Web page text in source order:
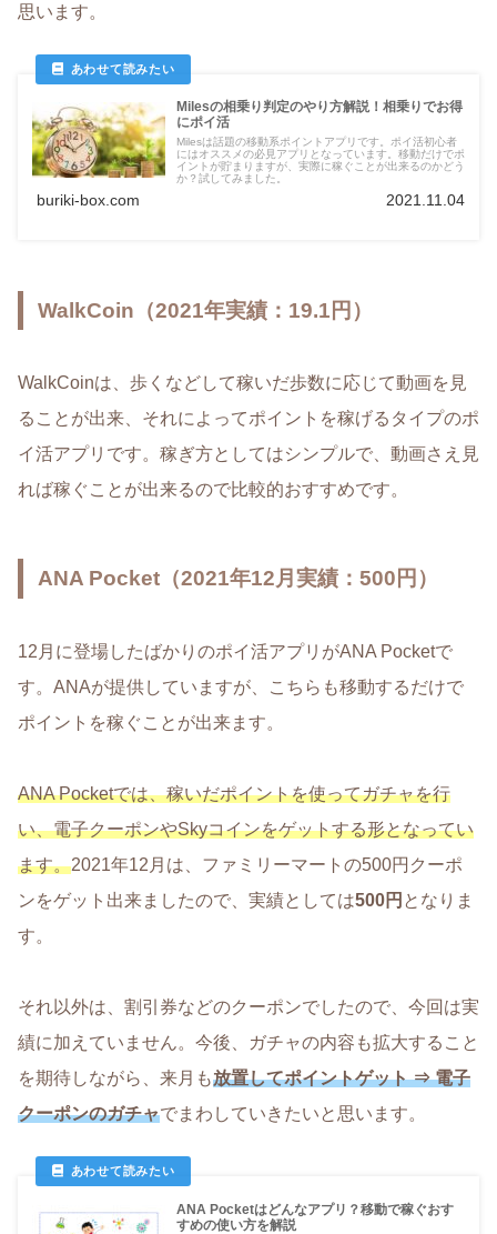
思います。
Milesの相乗り判定のやり方解説！相乗りでお得
にポイ活
Milesは話題の移動系ポイントアプリです。ポイ活初心者
にはオススメの必見アプリとなっています。移動だけでポ
イントが貯まりますが、実際に稼ぐことが出来るのかどう
か？試してみました。
buriki-box.com 2021.11.04
WalkCoin（2021年実績：19.1円）
WalkCoinは、歩くなどして稼いだ歩数に応じて動画を見
ることが出来、それによってポイントを稼げるタイプのポ
イ活アプリです。稼ぎ方としてはシンプルで、動画さえ見
れば稼ぐことが出来るので比較的おすすめです。
ANA Pocket（2021年12月実績：500円）
12月に登場したばかりのポイ活アプリがANA Pocketで
す。ANAが提供していますが、こちらも移動するだけで
ポイントを稼ぐことが出来ます。
ANA Pocketでは、稼いだポイントを使ってガチャを行
い、電子クーポンやSkyコインをゲットする形となってい
ます。2021年12月は、ファミリーマートの500円クーポ
ンをゲット出来ましたので、実績としては500円 となりま
す。
それ以外は、割引券などのクーポンでしたので、今回は実
績に加えていません。今後、ガチャの内容も拡大すること
を期待しながら、来月も放置してポイントゲット ⇒ 電子
クーポンのガチャでまわしていきたいと思います。
ANA Pocketはどんなアプリ？移動で稼ぐおす
すめの使い方を解説